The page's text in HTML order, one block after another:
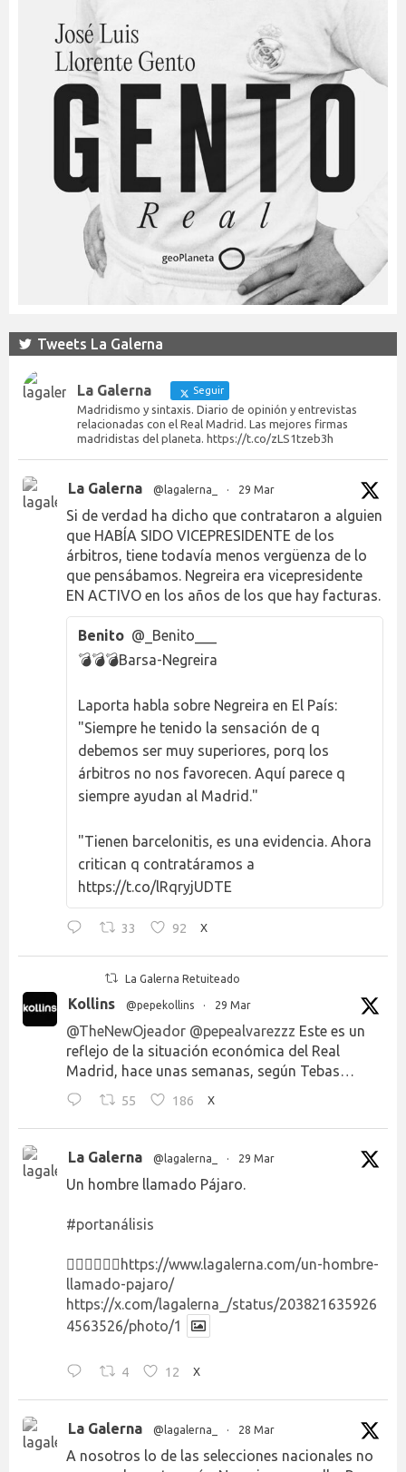
Tweets La Galerna
La Galerna Seguir
Madridismo y sintaxis. Diario de opinión y entrevistas
relacionadas con el Real Madrid. Las mejores firmas
madridistas del planeta. https://t.co/zLS1tzeb3h
La Galerna @lagalerna_ · 29 Mar
Si de verdad ha dicho que contrataron a alguien
que HABÍA SIDO VICEPRESIDENTE de los
árbitros, tiene todavía menos vergüenza de lo
que pensábamos. Negreira era vicepresidente
EN ACTIVO en los años de los que hay facturas.
Benito @_Benito___
💣💣💣Barsa-Negreira
Laporta habla sobre Negreira en El País:
"Siempre he tenido la sensación de q
debemos ser muy superiores, porq los
árbitros no nos favorecen. Aquí parece q
siempre ayudan al Madrid."
"Tienen barcelonitis, es una evidencia. Ahora
critican q contratáramos a
https://t.co/lRqryjUDTE
33 92 X
La Galerna Retuiteado
Kollins @pepekollins · 29 Mar
@TheNewOjeador @pepealvarezzz Este es un
reflejo de la situación económica del Real
Madrid, hace unas semanas, según Tebas…
55 186 X
La Galerna @lagalerna_ · 29 Mar
Un hombre llamado Pájaro.
#portanálisis
👉🏻👉🏻👉🏻 https://www.lagalerna.com/un-hombre-
llamado-pajaro/
https://x.com/lagalerna_/status/203821635926
4563526/photo/1
4 12 X
La Galerna @lagalerna_ · 28 Mar
A nosotros lo de las selecciones nacionales no